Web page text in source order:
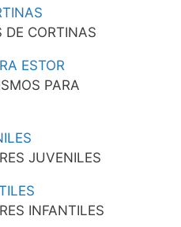
DE CORTINAS
PARA
JUVENILES
INFANTILES